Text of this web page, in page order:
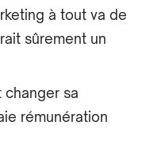
à tout va de
sûrement un
changer sa
rémunération